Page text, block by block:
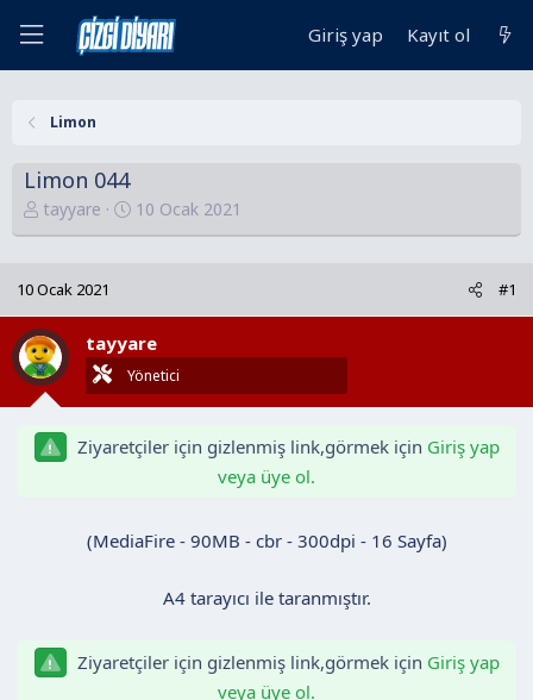
Giriş yap Kayıt ol
Limon
Limon 044
K
o
u
y
u
B
a
l
a
tayyare
B
a
a
n
g
ı
t
h
10 Ocak 2021
10 Ocak 2021 #1
tayyare
Yönetici
Ziyaretçiler için gizlenmiş link,görmek için Giriş yap
veya üye ol.
(MediaFire - 90MB - cbr - 300dpi - 16 Sayfa)
A4 tarayıcı ile taranmıştır.
Ziyaretçiler için gizlenmiş link,görmek için Giriş yap
veya üye ol.